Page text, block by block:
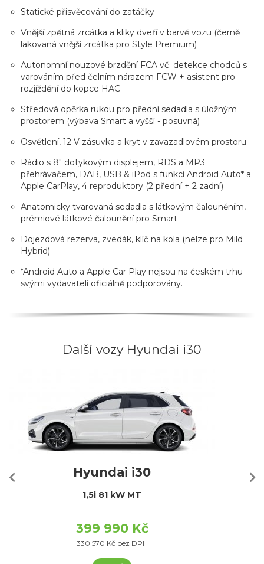
Statické přisvěcování do zatáčky
Vnější zpětná zrcátka a kliky dveří v barvě vozu (černě
lakovaná vnější zrcátka pro Style Premium)
Autonomní nouzové brzdění FCA vč. detekce chodců s
varováním před čelním nárazem FCW + asistent pro
rozjíždění do kopce HAC
Středová opěrka rukou pro přední sedadla s úložným
prostorem (výbava Smart a vyšší - posuvná)
Osvětlení, 12 V zásuvka a kryt v zavazadlovém prostoru
Rádio s 8" dotykovým displejem, RDS a MP3
přehrávačem, DAB, USB & iPod s funkcí Android Auto* a
Apple CarPlay, 4 reproduktory (2 přední + 2 zadní)
Anatomicky tvarovaná sedadla s látkovým čalouněním,
prémiové látkové čalounění pro Smart
Dojezdová rezerva, zvedák, klíč na kola (nelze pro Mild
Hybrid)
*Android Auto a Apple Car Play nejsou na českém trhu
svými vydavateli oficiálně podporovány.
Další vozy Hyundai i30
Hyundai i30
1,5i 81 kW MT
399 990 Kč
330 570 Kč bez DPH